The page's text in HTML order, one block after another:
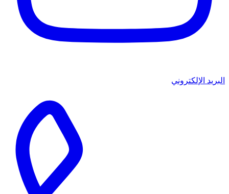
البريد الإلكتروني